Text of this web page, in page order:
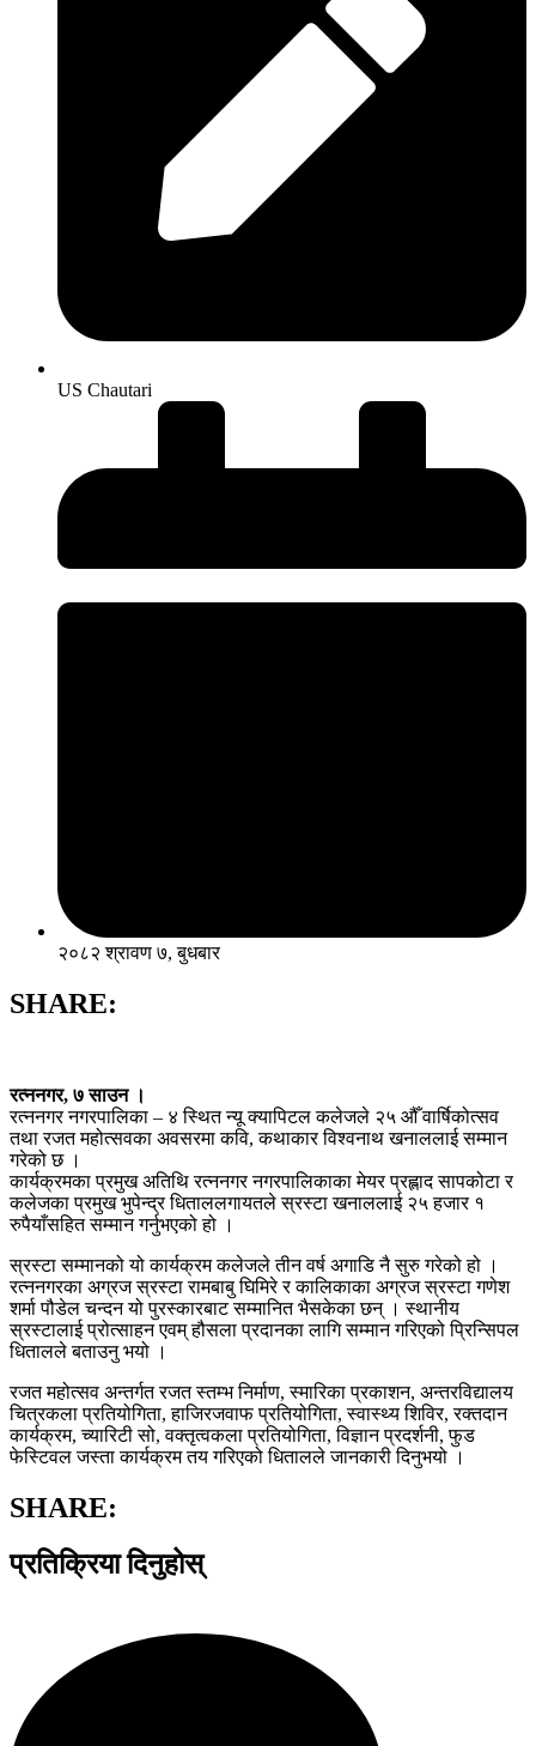
US Chautari
२०८२ श्रावण ७, बुधबार
SHARE:
रत्ननगर, ७ साउन ।
रत्ननगर नगरपालिका – ४ स्थित न्यू क्यापिटल कलेजले २५ औँ वार्षिकोत्सव
तथा रजत महोत्सवका अवसरमा कवि, कथाकार विश्वनाथ खनाललाई सम्मान
गरेको छ ।
कार्यक्रमका प्रमुख अतिथि रत्ननगर नगरपालिकाका मेयर प्रह्लाद सापकोटा र
कलेजका प्रमुख भुपेन्द्र धिताललगायतले स्रस्टा खनाललाई २५ हजार १
रुपैयाँसहित सम्मान गर्नुभएको हो ।
स्रस्टा सम्मानको यो कार्यक्रम कलेजले तीन वर्ष अगाडि नै सुरु गरेको हो ।
रत्ननगरका अग्रज स्रस्टा रामबाबु घिमिरे र कालिकाका अग्रज स्रस्टा गणेश
शर्मा पौडेल चन्दन यो पुरस्कारबाट सम्मानित भैसकेका छन् । स्थानीय
स्रस्टालाई प्रोत्साहन एवम् हौसला प्रदानका लागि सम्मान गरिएको प्रिन्सिपल
धितालले बताउनु भयो ।
रजत महोत्सव अन्तर्गत रजत स्तम्भ निर्माण, स्मारिका प्रकाशन, अन्तरविद्यालय
चित्रकला प्रतियोगिता, हाजिरजवाफ प्रतियोगिता, स्वास्थ्य शिविर, रक्तदान
कार्यक्रम, च्यारिटी सो, वक्तृत्वकला प्रतियोगिता, विज्ञान प्रदर्शनी, फुड
फेस्टिवल जस्ता कार्यक्रम तय गरिएको धितालले जानकारी दिनुभयो ।
SHARE:
प्रतिक्रिया दिनुहोस्